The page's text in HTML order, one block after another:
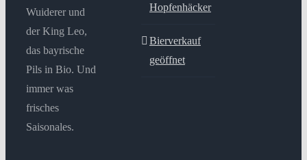
Wuiderer und
der King Leo,
das bayrische
Pils in Bio. Und
immer was
frisches
Saisonales.
Hopfenhäcker
Bierverkauf
geöffnet